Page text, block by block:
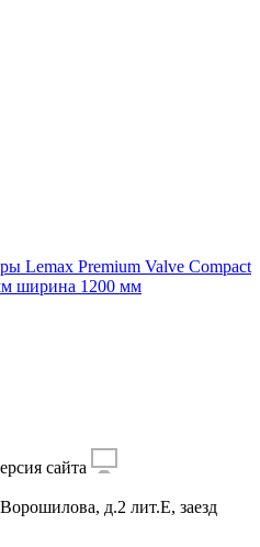
Lemax Premium Valve Compact
ширина 1200 мм
сайта
д.2 лит.Е, заезд